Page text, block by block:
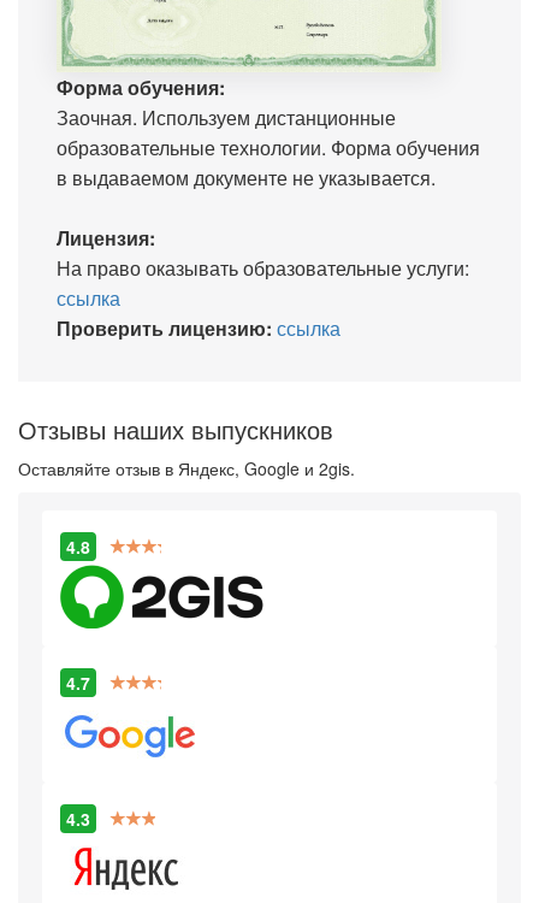
Форма обучения:
Заочная. Используем дистанционные
образовательные технологии. Форма обучения
в выдаваемом документе не указывается.
Лицензия:
На право оказывать образовательные услуги:
ссылка
Проверить лицензию: ссылка
Отзывы наших выпускников
Оставляйте отзыв в Яндекс, Google и 2gis.
4.8
4.7
4.3